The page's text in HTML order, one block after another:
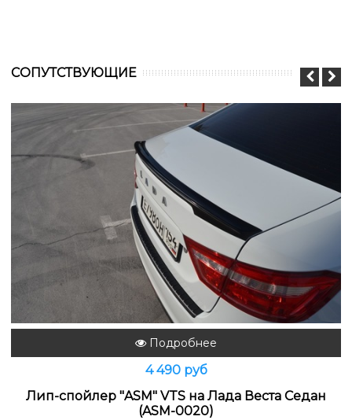
CОПУТСТВУЮЩИЕ
Подробнее
4 490 руб
Лип-спойлер "ASM" VTS на Лада Веста Седан
(ASM-0020)